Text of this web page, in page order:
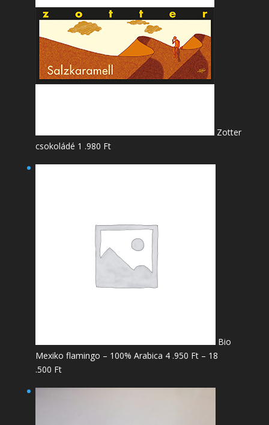
Zotter
csokoládé 1 .980 Ft
Bio
Mexiko flamingo – 100% Arabica 4 .950 Ft – 18
.500 FtÁrtartomány: